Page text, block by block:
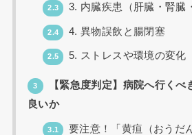
2.3 3. 内臓疾患（肝臓・腎臓
2.4 4. 異物誤飲と腸閉塞
2.5 5. ストレスや環境の変化
3
【緊急度判定】病院へ行くべ
良いか
3.1 要注意！「黄疸（おうだ